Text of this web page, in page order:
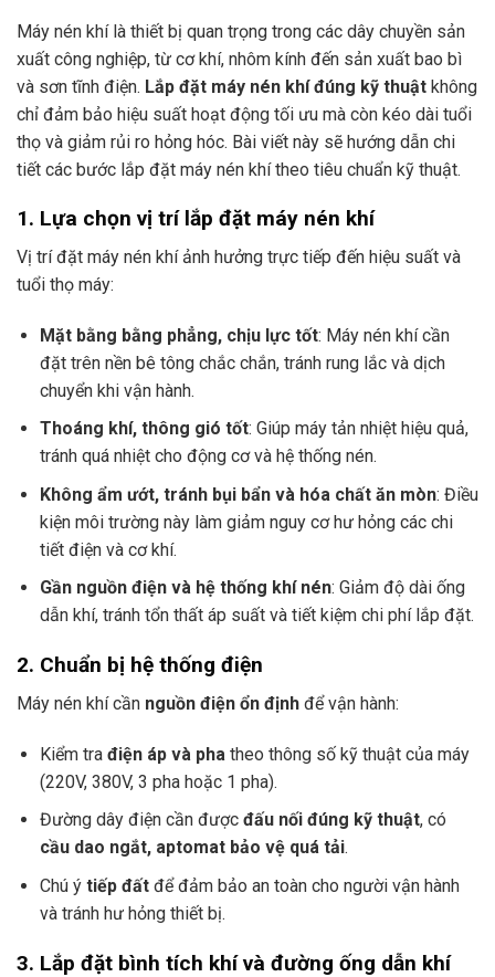
Máy nén khí là thiết bị quan trọng trong các dây chuyền sản
xuất công nghiệp, từ cơ khí, nhôm kính đến sản xuất bao bì
và sơn tĩnh điện. Lắp đặt máy nén khí đúng kỹ thuật không
chỉ đảm bảo hiệu suất hoạt động tối ưu mà còn kéo dài tuổi
thọ và giảm rủi ro hỏng hóc. Bài viết này sẽ hướng dẫn chi
tiết các bước lắp đặt máy nén khí theo tiêu chuẩn kỹ thuật.
1. Lựa chọn vị trí lắp đặt máy nén khí
Vị trí đặt máy nén khí ảnh hưởng trực tiếp đến hiệu suất và
tuổi thọ máy:
Mặt bằng bằng phẳng, chịu lực tốt: Máy nén khí cần
đặt trên nền bê tông chắc chắn, tránh rung lắc và dịch
chuyển khi vận hành.
Thoáng khí, thông gió tốt: Giúp máy tản nhiệt hiệu quả,
tránh quá nhiệt cho động cơ và hệ thống nén.
Không ẩm ướt, tránh bụi bẩn và hóa chất ăn mòn: Điều
kiện môi trường này làm giảm nguy cơ hư hỏng các chi
tiết điện và cơ khí.
Gần nguồn điện và hệ thống khí nén: Giảm độ dài ống
dẫn khí, tránh tổn thất áp suất và tiết kiệm chi phí lắp đặt.
2. Chuẩn bị hệ thống điện
Máy nén khí cần nguồn điện ổn định để vận hành:
Kiểm tra điện áp và pha theo thông số kỹ thuật của máy
(220V, 380V, 3 pha hoặc 1 pha).
Đường dây điện cần được đấu nối đúng kỹ thuật, có
cầu dao ngắt, aptomat bảo vệ quá tải.
Chú ý tiếp đấtđể đảm bảo an toàn cho người vận hành
và tránh hư hỏng thiết bị.
3. Lắp đặt bình tích khí và đường ống dẫn khí